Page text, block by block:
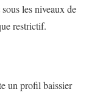
les niveaux de
restrictif.
un profil baissier